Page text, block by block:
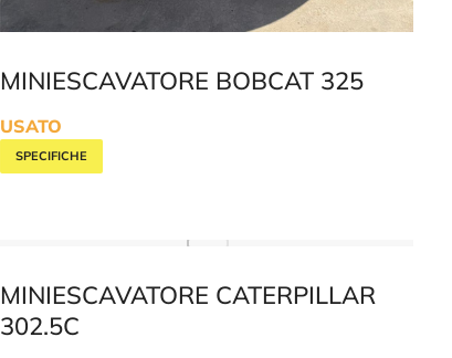
MINIESCAVATORE BOBCAT 325
USATO
SPECIFICHE
MINIESCAVATORE CATERPILLAR
302.5C